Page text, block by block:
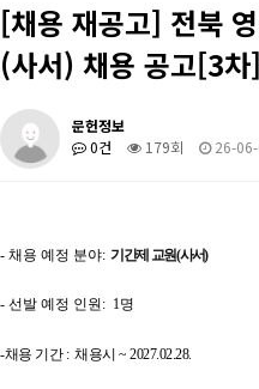
대학원
학생활동
장학/취업
커뮤니티
[채용 재공고] 전북
(사서) 채용 공고[3차]
문헌정보
0건
179회 26-
- 채용 예정 분야: 기간제 교원 (사서)
- 선발 예정 인원: 1명
-채용 기간 : 채용시 ~ 2027.02.28.